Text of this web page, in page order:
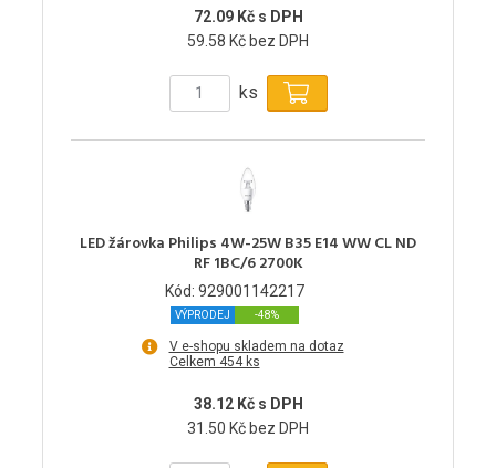
72.09 Kč s DPH
59.58 Kč bez DPH
ks
LED žárovka Philips 4W-25W B35 E14 WW CL ND
RF 1BC/6 2700K
Kód: 929001142217
VÝPRODEJ -48%
V e-shopu skladem na dotaz
Celkem 454 ks
38.12 Kč s DPH
31.50 Kč bez DPH